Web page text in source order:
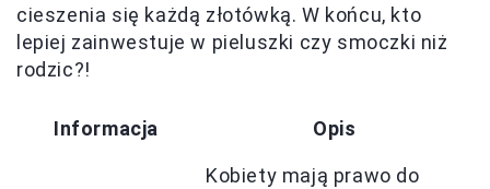
cieszenia się każdą złotówką. W końcu, kto
lepiej zainwestuje w pieluszki czy smoczki niż
rodzic?!
Informacja Opis
Kobiety mają prawo do